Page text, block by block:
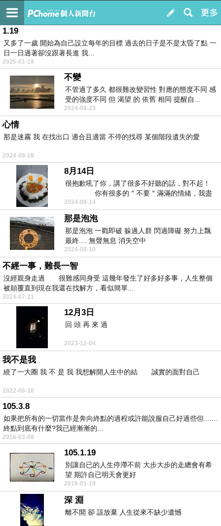
我的
訂閱
轉念之間 已過千萬結
1.19
又多了一歲 開始為自己設立每年的目標 過去的日子是不是太昏了點 一
日一日過著卻沒跟著長進 我...
2025-01-19
不變
不管過了多久 都很難改變習性 對應的態度不同 感
受的強度不同 但 渴望 的 依舊 相同 提醒自...
2024-08-23
心情
那是迷霧 我 在找出口 適合且適當 不停的找尋 某個階段遺失的愛
2024-08-18
8月14日
很抱歉吼了你，講了很多不好聽的話，對不起！
你有很多的＂不要＂滿滿的情緒，我盡
量的去安...
2024-08-14
那是泡泡
那是泡泡 一戳即破 躲過人群 閃過障礙 努力上飄
最終.... 無聲無息 消失空中
2024-08-10
不經一事，難長一智
沒經親身走過 很難感同身受 這幾年發生了好多好多事，人生整個
被顛覆直到現在我還在找解方，看似簡單...
2024-07-21
12月3日
回 頭 再 來 過
2023-12-04
我不是我
繞了一大圈 我 不 是 我 我想解開人生中的結 誠實的面對自己
2022-08-16
105.3.8
如果把所有的一切當作是奔向終點的過程或許能說服自己好過些但.......
終點到底有什麼?我已經漸漸的...
2016-03-08
105.1.19
別讓自已的人生停滯不前 大步大步的走總會有希
望 期許自已明天會更好
2016-01-19
深 淵
離不開 卻 該放棄 人生從來不缺少遺憾